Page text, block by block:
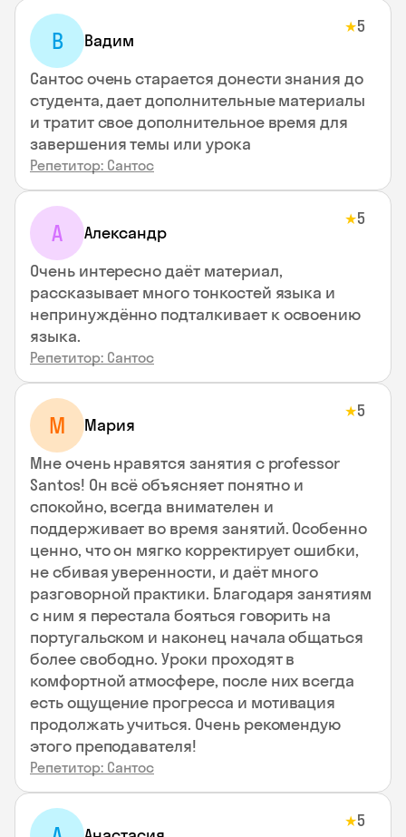
В Вадим
★5
Сантос очень старается донести знания до
студента, дает дополнительные материалы
и тратит свое дополнительное время для
завершения темы или урока
Репетитор: Сантос
А Александр
★5
Очень интересно даёт материал,
рассказывает много тонкостей языка и
непринуждённо подталкивает к освоению
языка.
Репетитор: Сантос
М Мария
★5
Мне очень нравятся занятия с professor
Santos! Он всё объясняет понятно и
спокойно, всегда внимателен и
поддерживает во время занятий. Особенно
ценно, что он мягко корректирует ошибки,
не сбивая уверенности, и даёт много
разговорной практики. Благодаря занятиям
с ним я перестала бояться говорить на
португальском и наконец начала общаться
более свободно. Уроки проходят в
комфортной атмосфере, после них всегда
есть ощущение прогресса и мотивация
продолжать учиться. Очень рекомендую
этого преподавателя!
Репетитор: Сантос
★5